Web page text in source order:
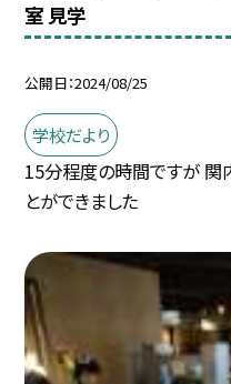
室 見学
公開日 2024/08/25
学校だより
15分程度の時間ですが 関
とができました